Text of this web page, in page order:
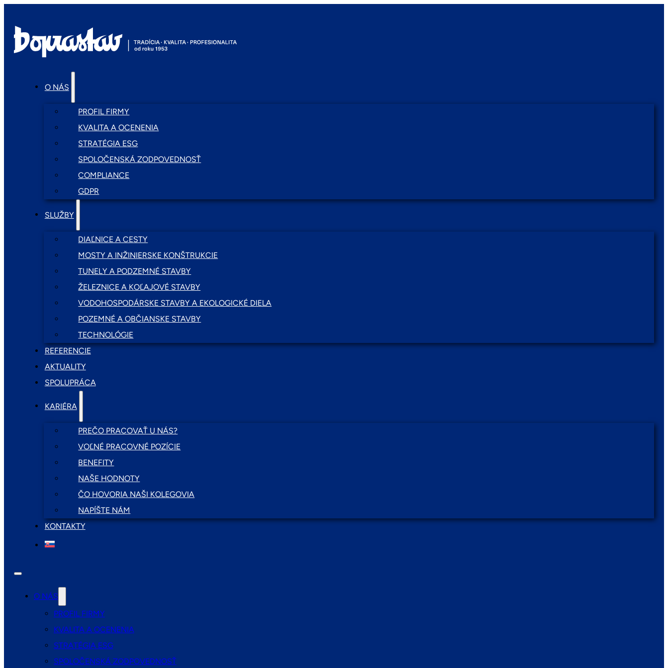
O NÁS
PROFIL FIRMY
KVALITA A OCENENIA
STRATÉGIA ESG
SPOLOČENSKÁ ZODPOVEDNOSŤ
COMPLIANCE
GDPR
SLUŽBY
DIAĽNICE A CESTY
MOSTY A INŽINIERSKE KONŠTRUKCIE
TUNELY A PODZEMNÉ STAVBY
ŽELEZNICE A KOĽAJOVÉ STAVBY
VODOHOSPODÁRSKE STAVBY A EKOLOGICKÉ DIELA
POZEMNÉ A OBČIANSKE STAVBY
TECHNOLÓGIE
REFERENCIE
AKTUALITY
SPOLUPRÁCA
KARIÉRA
PREČO PRACOVAŤ U NÁS?
VOĽNÉ PRACOVNÉ POZÍCIE
BENEFITY
NAŠE HODNOTY
ČO HOVORIA NAŠI KOLEGOVIA
NAPÍŠTE NÁM
KONTAKTY
O NÁS
PROFIL FIRMY
KVALITA A OCENENIA
STRATÉGIA ESG
SPOLOČENSKÁ ZODPOVEDNOSŤ